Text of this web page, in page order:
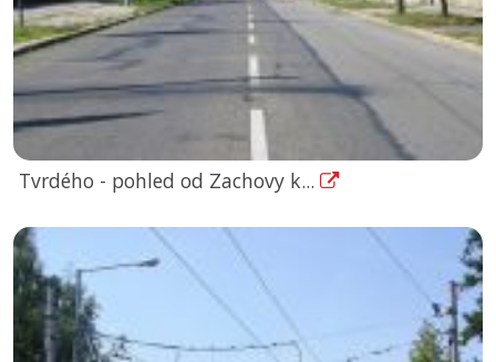
Tvrdého - pohled od Zachovy k...